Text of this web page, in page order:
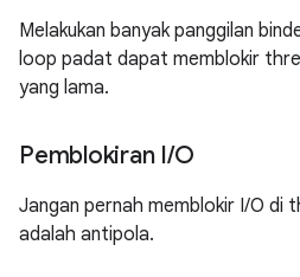
Melakukan banyak panggilan
loop padat dapat memblokir
yang lama.
Pemblokiran I/O
Jangan pernah memblokir I/O di
adalah antipola.